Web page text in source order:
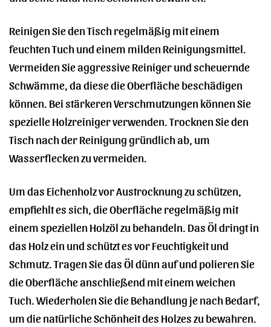
Reinigen Sie den Tisch regelmäßig mit einem
feuchten Tuch und einem milden Reinigungsmittel.
Vermeiden Sie aggressive Reiniger und scheuernde
Schwämme, da diese die Oberfläche beschädigen
können. Bei stärkeren Verschmutzungen können Sie
spezielle Holzreiniger verwenden. Trocknen Sie den
Tisch nach der Reinigung gründlich ab, um
Wasserflecken zu vermeiden.
Um das Eichenholz vor Austrocknung zu schützen,
empfiehlt es sich, die Oberfläche regelmäßig mit
einem speziellen Holzöl zu behandeln. Das Öl dringt in
das Holz ein und schützt es vor Feuchtigkeit und
Schmutz. Tragen Sie das Öl dünn auf und polieren Sie
die Oberfläche anschließend mit einem weichen
Tuch. Wiederholen Sie die Behandlung je nach Bedarf,
um die natürliche Schönheit des Holzes zu bewahren.